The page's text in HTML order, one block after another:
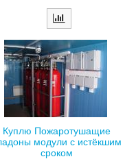
Куплю Пожаротушащие
модули с истёкшим
сроком